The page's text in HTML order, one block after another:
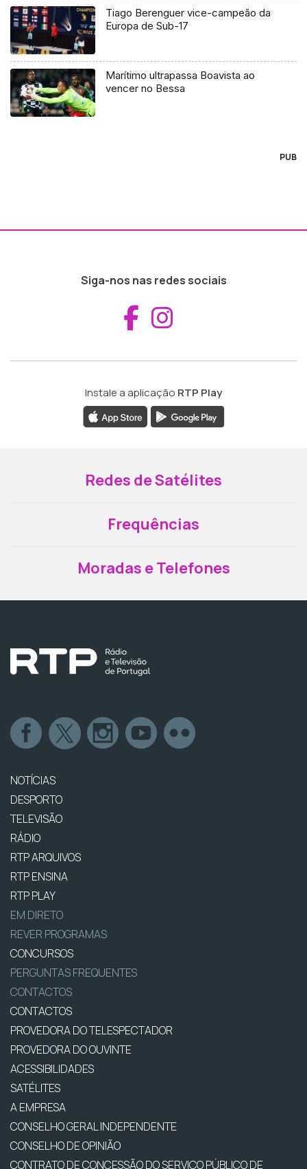
Tiago Berenguer vice-campeão da
Europa de Sub-17
Marítimo ultrapassa Boavista ao
vencer no Bessa
PUB
Siga-nos nas redes sociais
Aceder ao
Instale a aplicação RTP Play
Redes de Satélites
Frequências
Moradas e Telefones
NOTÍCIAS
DESPORTO
TELEVISÃO
RÁDIO
RTP ARQUIVOS
RTP ENSINA
RTP PLAY
EM DIRETO
REVER PROGRAMAS
CONCURSOS
PERGUNTAS FREQUENTES
CONTACTOS
CONTACTOS
PROVEDORA DO TELESPECTADOR
PROVEDORA DO OUVINTE
ACESSIBILIDADES
SATÉLITES
A EMPRESA
CONSELHO GERAL INDEPENDENTE
CONSELHO DE OPINIÃO
CONTRATO DE CONCESSÃO DO SERVIÇO PÚBLICO DE